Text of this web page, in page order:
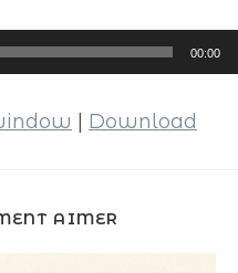
00:00
Download
AIMER